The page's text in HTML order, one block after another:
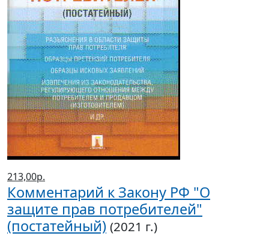
213,00р.
Комментарий к Закону РФ "О
защите прав потребителей"
(постатейный) (2021 г.)